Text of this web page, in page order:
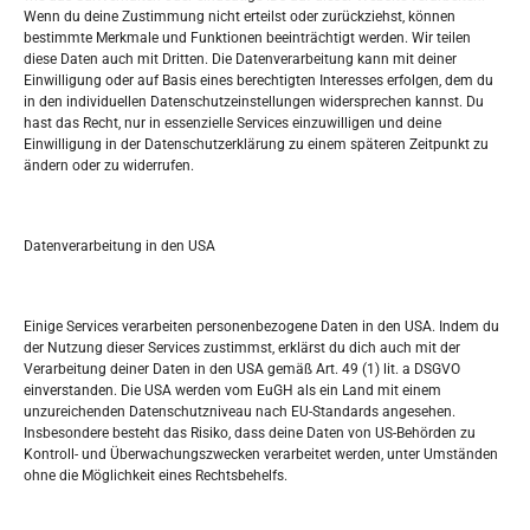
Wenn du deine Zustimmung nicht erteilst oder zurückziehst, können
bestimmte Merkmale und Funktionen beeinträchtigt werden. Wir teilen
diese Daten auch mit Dritten. Die Datenverarbeitung kann mit deiner
Einwilligung oder auf Basis eines berechtigten Interesses erfolgen, dem du
in den individuellen Datenschutzeinstellungen widersprechen kannst. Du
hast das Recht, nur in essenzielle Services einzuwilligen und deine
Einwilligung in der Datenschutzerklärung zu einem späteren Zeitpunkt zu
ändern oder zu widerrufen.
Datenverarbeitung in den USA
Einige Services verarbeiten personenbezogene Daten in den USA. Indem du
der Nutzung dieser Services zustimmst, erklärst du dich auch mit der
Verarbeitung deiner Daten in den USA gemäß Art. 49 (1) lit. a DSGVO
einverstanden. Die USA werden vom EuGH als ein Land mit einem
unzureichenden Datenschutzniveau nach EU-Standards angesehen.
Insbesondere besteht das Risiko, dass deine Daten von US-Behörden zu
Kontroll- und Überwachungszwecken verarbeitet werden, unter Umständen
ohne die Möglichkeit eines Rechtsbehelfs.
Tko je “Idemo u Svijet – Njemačka?
Pretražite stranicu:
S
JUNI 2026
M D M D F S
1 2 3 4 5 6
8 9 10 11 12 13 14